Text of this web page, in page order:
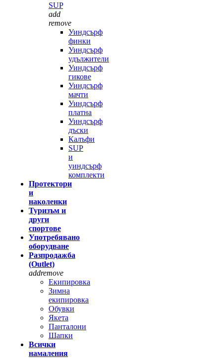
SUP
add
remove
Уиндсърф
финки
Уиндсърф
удължители
Уиндсърф
гикове
Уиндсърф
мачти
Уиндсърф
платна
Уиндсърф
дъски
Калъфи
SUP
и
уиндсърф
комплекти
Протектори
и
наколенки
Туризъм и
други
спортове
Употребявано
оборудване
Разпродажба
(Outlet)
addremove
Екипировка
Зимна
екипировка
Обувки
Якета
Панталони
Шапки
Всички
намаления